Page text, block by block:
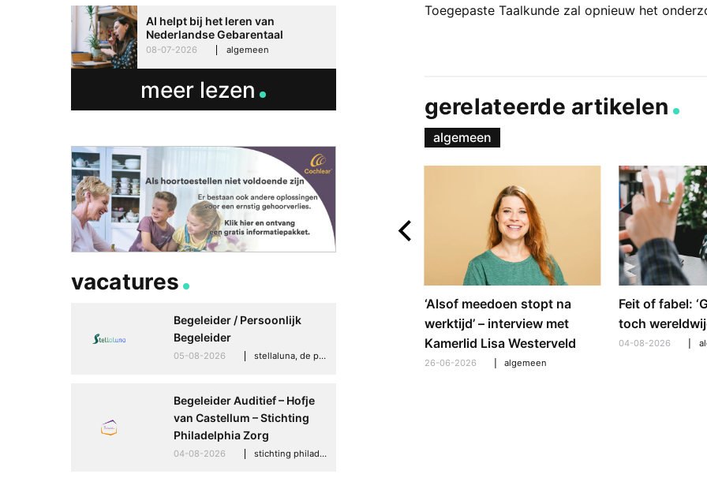
Toegepaste Taalkunde zal opnieuw het
gerelateerde artikelen
algemeen
Feit of fabel:
toch
04-08-2026
meer zelfvertrouwen: hoe
groeien in haar werk
‘Alsof meedoen stopt na
werktijd’ – interview met
Kamerlid Lisa Westerveld
26-06-2026 algemeen
AI helpt bij het leren van
Nederlandse Gebarentaal
08-07-2026 algemeen
meer lezen
vacatures
Begeleider / Persoonlijk
Begeleider
05-08-2026 stellaluna, de punt (drenthe)
Begeleider Auditief – Hofje
van Castellum – Stichting
Philadelphia Zorg
04-08-2026 stichting philadelphia zorg, den haag